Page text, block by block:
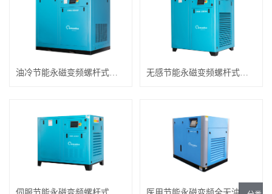
油冷节能永磁变频螺杆式空压机 无感节能永磁变频螺杆式空压机